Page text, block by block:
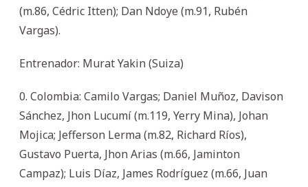
(m.86, Cédric Itten); Dan Ndoye (m.91, Rubén
Vargas).
Entrenador: Murat Yakin (Suiza)
0. Colombia: Camilo Vargas; Daniel Muñoz, Davison
Sánchez, Jhon Lucumí (m.119, Yerry Mina), Johan
Mojica; Jefferson Lerma (m.82, Richard Ríos),
Gustavo Puerta, Jhon Arias (m.66, Jaminton
Campaz); Luis Díaz, James Rodríguez (m.66, Juan